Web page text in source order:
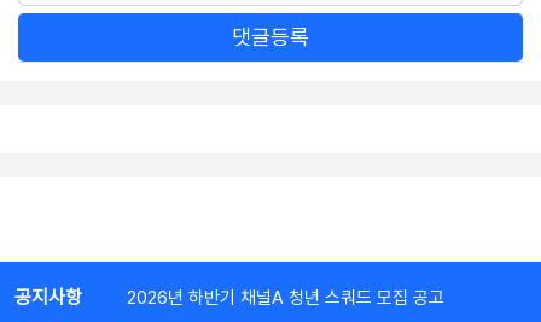
댓글등록
공지사항 2026년 하반기 채널A 청년 스쿼드 모집 공고